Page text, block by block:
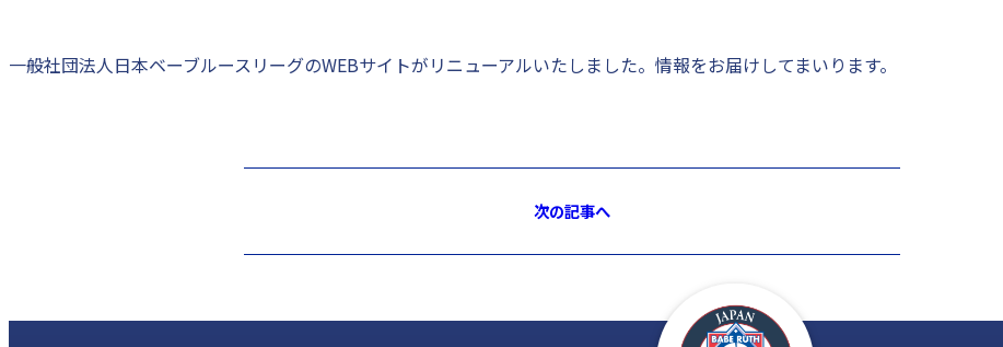
一般社団法人日本ベーブルースリーグのWEBサイトがリニューアルいたしました。情報をお届けしてまいります。
次の記事へ